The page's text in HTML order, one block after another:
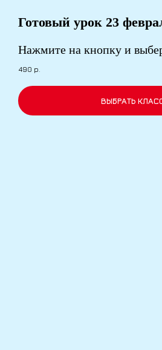
Готовый урок 23
Нажмите на кнопку и
490 р.
ВЫБРАТЬ